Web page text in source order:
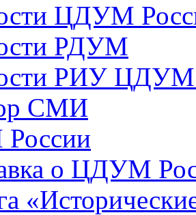
ЦДУМ
РДУМ
РИУ ЦДУМ
СМИ
о ЦДУМ